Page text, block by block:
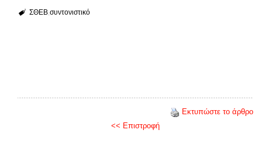
ΣΘΕΒ συντονιστικό
Εκτυπώστε το άρθρο
<< Επιστροφή